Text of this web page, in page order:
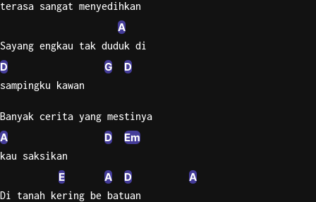
terasa sangat menyedihkan
A
Sayang engkau tak duduk di
D G D
sampingku kawan
Banyak cerita yang mestinya
A D Em
kau saksikan
E A D A
Di tanah kering be batuan